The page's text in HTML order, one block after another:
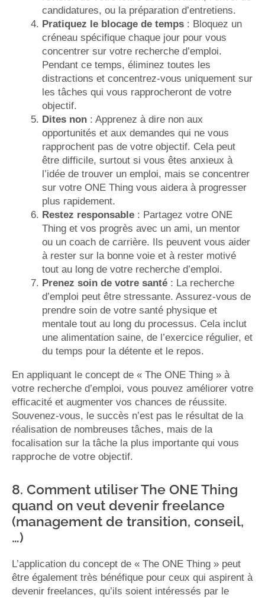
candidatures, ou la préparation d’entretiens.
Pratiquez le blocage de temps : Bloquez un
créneau spécifique chaque jour pour vous
concentrer sur votre recherche d’emploi.
Pendant ce temps, éliminez toutes les
distractions et concentrez-vous uniquement sur
les tâches qui vous rapprocheront de votre
objectif.
Dites non : Apprenez à dire non aux
opportunités et aux demandes qui ne vous
rapprochent pas de votre objectif. Cela peut
être difficile, surtout si vous êtes anxieux à
l’idée de trouver un emploi, mais se concentrer
sur votre ONE Thing vous aidera à progresser
plus rapidement.
Restez responsable : Partagez votre ONE
Thing et vos progrès avec un ami, un mentor
ou un coach de carrière. Ils peuvent vous aider
à rester sur la bonne voie et à rester motivé
tout au long de votre recherche d’emploi.
Prenez soin de votre santé : La recherche
d’emploi peut être stressante. Assurez-vous de
prendre soin de votre santé physique et
mentale tout au long du processus. Cela inclut
une alimentation saine, de l’exercice régulier, et
du temps pour la détente et le repos.
En appliquant le concept de « The ONE Thing » à
votre recherche d’emploi, vous pouvez améliorer votre
efficacité et augmenter vos chances de réussite.
Souvenez-vous, le succès n’est pas le résultat de la
réalisation de nombreuses tâches, mais de la
focalisation sur la tâche la plus importante qui vous
rapproche de votre objectif.
8. Comment utiliser The ONE Thing
quand on veut devenir freelance
(management de transition, conseil,
…)
L’application du concept de « The ONE Thing » peut
être également très bénéfique pour ceux qui aspirent à
devenir freelances, qu’ils soient intéressés par le